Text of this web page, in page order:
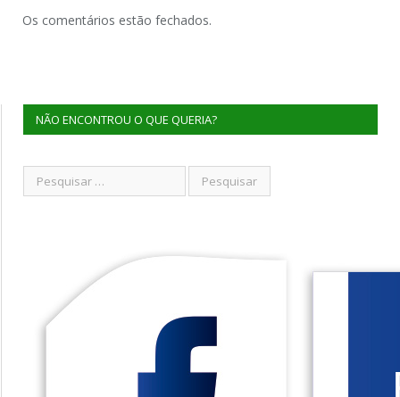
Os comentários estão fechados.
NÃO ENCONTROU O QUE QUERIA?